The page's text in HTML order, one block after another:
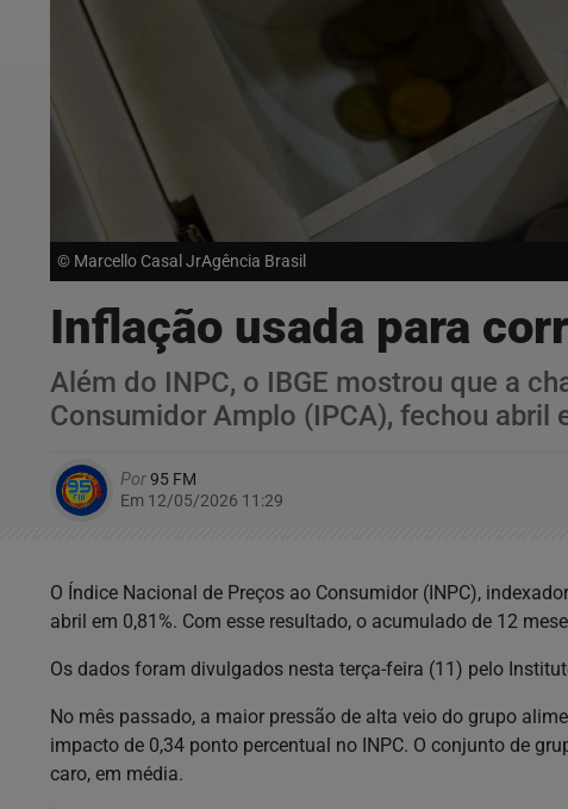
© Marcello Casal JrAgência Brasil
Inflação usada para
Além do INPC, o IBGE mostrou que a
Consumidor Amplo (IPCA), fechou abril
Por95 FM
Em 12/05/2026 11:29
O Índice Nacional de Preços ao Consumidor (INPC),
abril em 0,81%. Com esse resultado, o acumulado de 12
Os dados foram divulgados nesta terça-feira (11) pelo
No mês passado, a maior pressão de alta veio do grupo
impacto de 0,34 ponto percentual no INPC. O conjunto de
caro, em média.